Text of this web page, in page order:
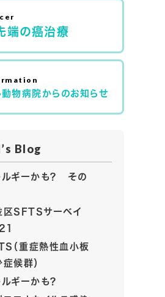
端の癌治療
物病院からのお知らせ
Blog
ルギーかも？ その
区SFTSサーベイ
（重症熱性血小板
候群）
ギーかも？